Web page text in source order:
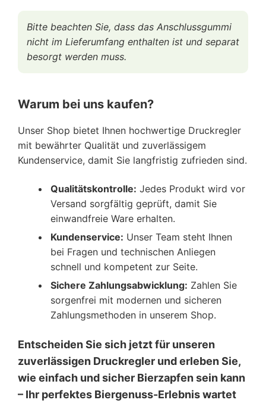
Bitte beachten Sie, dass das Anschlussgummi
nicht im Lieferumfang enthalten ist und separat
besorgt werden muss.
Warum bei uns kaufen?
Unser Shop bietet Ihnen hochwertige Druckregler
mit bewährter Qualität und zuverlässigem
Kundenservice, damit Sie langfristig zufrieden sind.
Qualitätskontrolle: Jedes Produkt wird vor
Versand sorgfältig geprüft, damit Sie
einwandfreie Ware erhalten.
Kundenservice: Unser Team steht Ihnen
bei Fragen und technischen Anliegen
schnell und kompetent zur Seite.
Sichere Zahlungsabwicklung: Zahlen Sie
sorgenfrei mit modernen und sicheren
Zahlungsmethoden in unserem Shop.
Entscheiden Sie sich jetzt für unseren
zuverlässigen Druckregler und erleben Sie,
wie einfach und sicher Bierzapfen sein kann
– Ihr perfektes Biergenuss-Erlebnis wartet